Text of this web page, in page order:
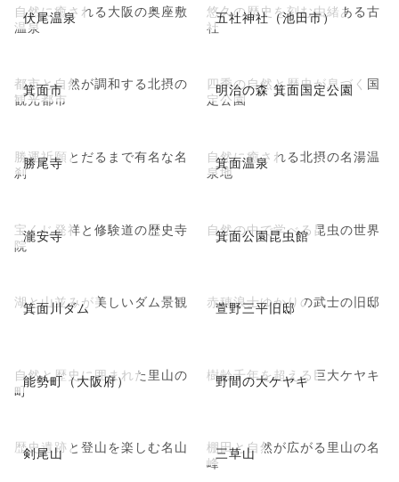
伏尾温泉
自然に癒される大阪の奥座敷
温泉
五社神社（池田市）
悠久の歴史を刻む由緒ある古
社
箕面市
都市と自然が調和する北摂の
観光都市
明治の森 箕面国定公園
四季の自然と歴史が息づく国
定公園
勝尾寺
勝運祈願とだるまで有名な名
刹
箕面温泉
自然に癒される北摂の名湯温
泉地
瀧安寺
宝くじ発祥と修験道の歴史寺
院
箕面公園昆虫館
自然の中で学べる昆虫の世界
箕面川ダム
湖と山並みが美しいダム景観 萱野三平旧邸
赤穂浪士ゆかりの武士の旧邸
能勢町（大阪府）
自然と歴史に囲まれた里山の
町
野間の大ケヤキ
樹齢千年を超える巨大ケヤキ
剣尾山
歴史遺跡と登山を楽しむ名山 三草山
棚田と自然が広がる里山の名
峰